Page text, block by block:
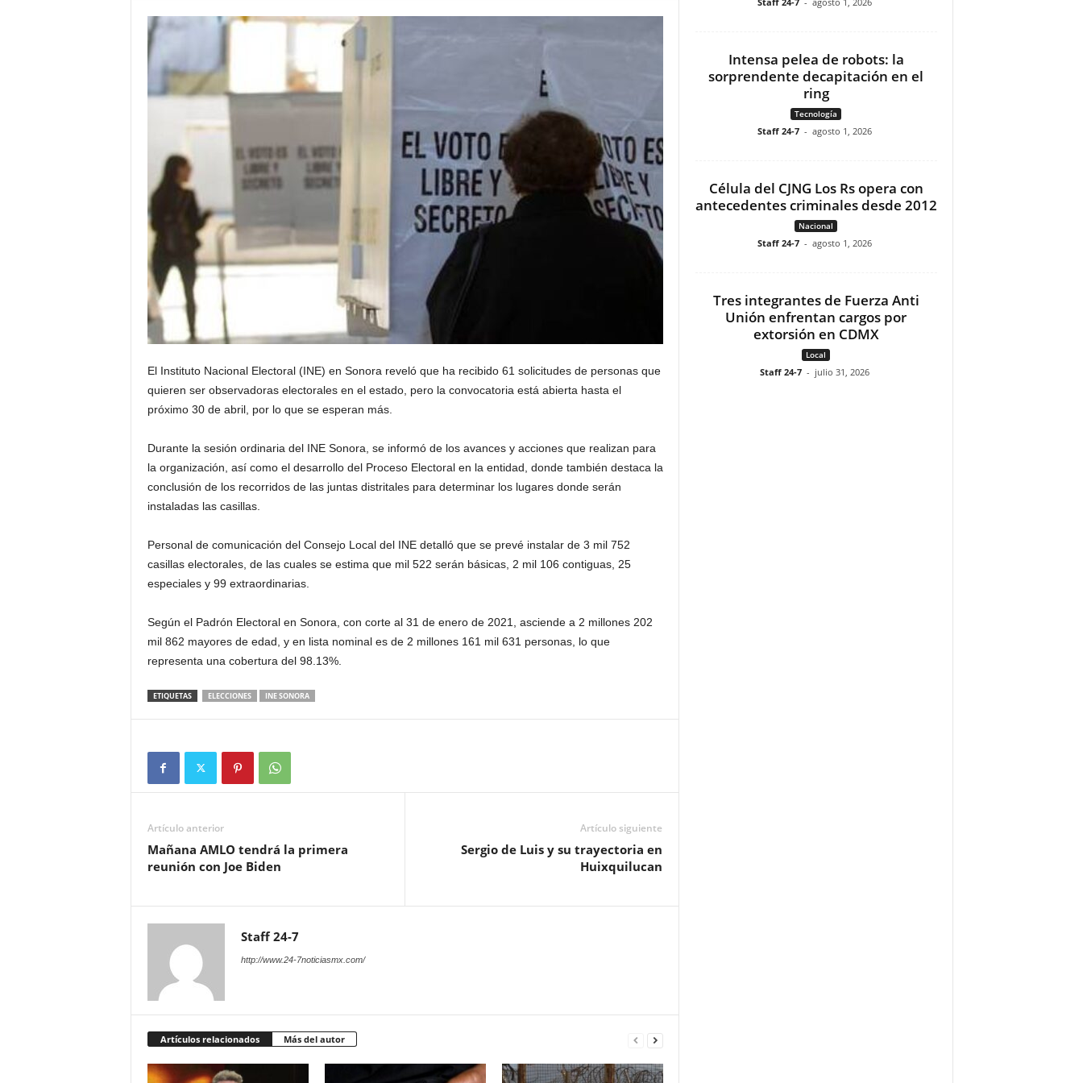
El Instituto Nacional Electoral (INE) en Sonora reveló que ha recibido 61 solicitudes de personas que
quieren ser observadoras electorales en el estado, pero la convocatoria está abierta hasta el
próximo 30 de abril, por lo que se esperan más.
Durante la sesión ordinaria del INE Sonora, se informó de los avances y acciones que realizan para
la organización, así como el desarrollo del Proceso Electoral en la entidad, donde también destaca la
conclusión de los recorridos de las juntas distritales para determinar los lugares donde serán
instaladas las casillas.
Personal de comunicación del Consejo Local del INE detalló que se prevé instalar de 3 mil 752
casillas electorales, de las cuales se estima que mil 522 serán básicas, 2 mil 106 contiguas, 25
especiales y 99 extraordinarias.
Según el Padrón Electoral en Sonora, con corte al 31 de enero de 2021, asciende a 2 millones 202
mil 862 mayores de edad, y en lista nominal es de 2 millones 161 mil 631 personas, lo que
representa una cobertura del 98.13%.
ETIQUETAS ELECCIONES INE SONORA
Artículo anterior
Mañana AMLO tendrá la primera
reunión con Joe Biden
Artículo siguiente
Sergio de Luis y su trayectoria en
Huixquilucan
Staff 24-7
http://www.24-7noticiasmx.com/
Artículos relacionados Más del autor
Intensa pelea de robots: la
sorprendente decapitación en el
ring
Tecnología
Staff 24-7 - agosto 1, 2026
Célula del CJNG Los Rs opera con
antecedentes criminales desde 2012
Nacional
Staff 24-7 - agosto 1, 2026
Tres integrantes de Fuerza Anti
Unión enfrentan cargos por
extorsión en CDMX
Local
Staff 24-7 - julio 31, 2026